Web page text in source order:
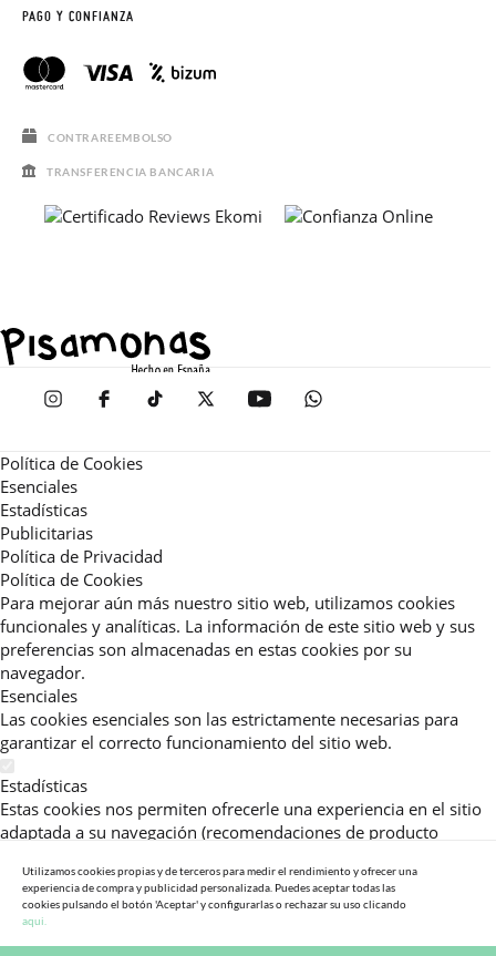
PAGO Y CONFIANZA
CONTRAREEMBOLSO
TRANSFERENCIA BANCARIA
Política de Cookies
Esenciales
Estadísticas
Publicitarias
Política de Privacidad
Política de Cookies
Para mejorar aún más nuestro sitio web, utilizamos cookies
funcionales y analíticas. La información de este sitio web y sus
preferencias son almacenadas en estas cookies por su
navegador.
Esenciales
Las cookies esenciales son las estrictamente necesarias para
garantizar el correcto funcionamiento del sitio web.
Estadísticas
Estas cookies nos permiten ofrecerle una experiencia en el sitio
adaptada a su navegación (recomendaciones de producto
consultadas, etc).Al activar esta cookie, nos ayuda a mejorar aún
más su experiencia.
Publicitarias
Utilizamos cookies propias y de terceros para medir el rendimiento y ofrecer una
experiencia de compra y publicidad personalizada. Puedes aceptar todas las
cookies pulsando el botón 'Aceptar' y configurarlas o rechazar su uso clicando
aqui.